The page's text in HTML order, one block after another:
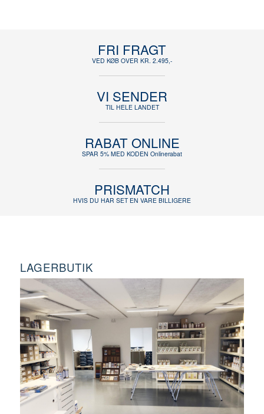
FRI FRAGT
VED KØB OVER KR. 2.495,-
VI SENDER
TIL HELE LANDET
RABAT ONLINE
SPAR 5% MED KODEN Onlinerabat
PRISMATCH
HVIS DU HAR SET EN VARE BILLIGERE
LAGERBUTIK